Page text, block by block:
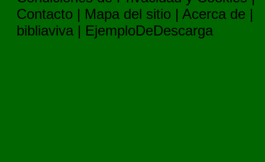
Contacto | Mapa del sitio | Acerca de |
bibliaviva | EjemploDeDescarga